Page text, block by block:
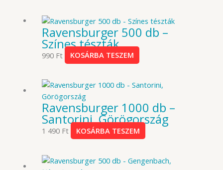
Ravensburger 500 db –
Színes tészták
990 Ft KOSÁRBA TESZEM
Ravensburger 1000 db –
Santorini, Görögország
1 490 Ft KOSÁRBA TESZEM